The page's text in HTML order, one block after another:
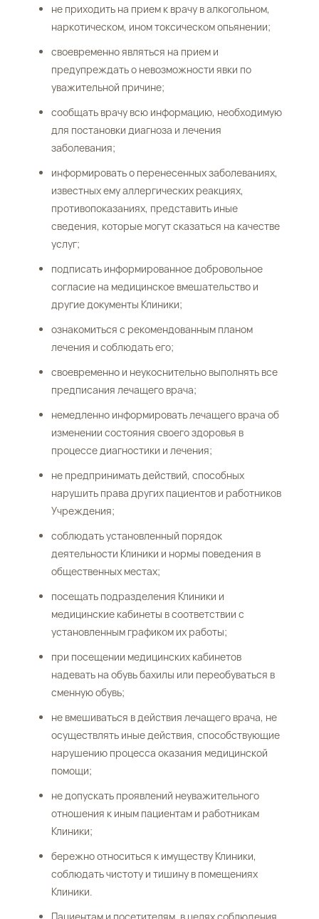
не приходить на прием к врачу в алкогольном,
наркотическом, ином токсическом опьянении;
своевременно являться на прием и
предупреждать о невозможности явки по
уважительной причине;
сообщать врачу всю информацию, необходимую
для постановки диагноза и лечения
заболевания;
информировать о перенесенных заболеваниях,
известных ему аллергических реакциях,
противопоказаниях, представить иные
сведения, которые могут сказаться на качестве
услуг;
подписать информированное добровольное
согласие на медицинское вмешательство и
другие документы Клиники;
ознакомиться с рекомендованным планом
лечения и соблюдать его;
своевременно и неукоснительно выполнять все
предписания лечащего врача;
немедленно информировать лечащего врача об
изменении состояния своего здоровья в
процессе диагностики и лечения;
не предпринимать действий, способных
нарушить права других пациентов и работников
Учреждения;
соблюдать установленный порядок
деятельности Клиники и нормы поведения в
общественных местах;
посещать подразделения Клиники и
медицинские кабинеты в соответствии с
установленным графиком их работы;
при посещении медицинских кабинетов
надевать на обувь бахилы или переобуваться в
сменную обувь;
не вмешиваться в действия лечащего врача, не
осуществлять иные действия, способствующие
нарушению процесса оказания медицинской
помощи;
не допускать проявлений неуважительного
отношения к иным пациентам и работникам
Клиники;
бережно относиться к имуществу Клиники,
соблюдать чистоту и тишину в помещениях
Клиники.